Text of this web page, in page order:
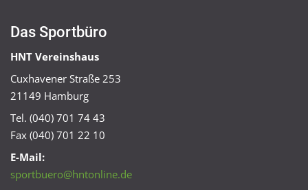
Das Sportbüro
HNT Vereinshaus
Cuxhavener Straße 253
21149 Hamburg
Tel. (040) 701 74 43
Fax (040) 701 22 10
E-Mail:
sportbuero@hntonline.de